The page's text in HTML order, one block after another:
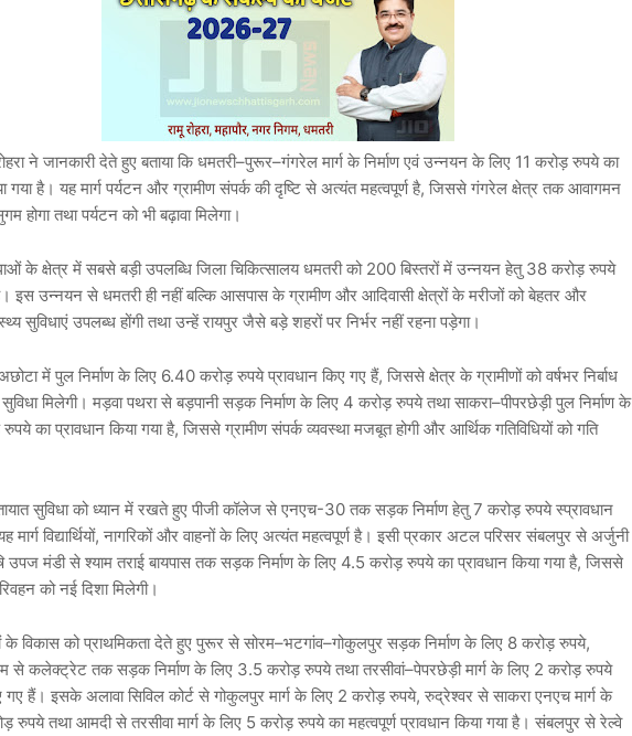
ने जानकारी देते हुए बताया कि धमतरी–पुरूर–गंगरेल मार्ग के निर्माण एवं उन्नयन के लिए 11 करोड़ रुपये का
गया है। यह मार्ग पर्यटन और ग्रामीण संपर्क की दृष्टि से अत्यंत महत्वपूर्ण है, जिससे गंगरेल क्षेत्र तक आवागमन
होगा तथा पर्यटन को भी बढ़ावा मिलेगा।
के क्षेत्र में सबसे बड़ी उपलब्धि जिला चिकित्सालय धमतरी को 200 बिस्तरों में उन्नयन हेतु 38 करोड़ रुपये
इस उन्नयन से धमतरी ही नहीं बल्कि आसपास के ग्रामीण और आदिवासी क्षेत्रों के मरीजों को बेहतर और
सुविधाएं उपलब्ध होंगी तथा उन्हें रायपुर जैसे बड़े शहरों पर निर्भर नहीं रहना पड़ेगा।
में पुल निर्माण के लिए 6.40 करोड़ रुपये प्रावधान किए गए हैं, जिससे क्षेत्र के ग्रामीणों को वर्षभर निर्बाध
मिलेगी। मड़वा पथरा से बड़पानी सड़क निर्माण के लिए 4 करोड़ रुपये तथा साकरा–पीपरछेड़ी पुल निर्माण के
का प्रावधान किया गया है, जिससे ग्रामीण संपर्क व्यवस्था मजबूत होगी और आर्थिक गतिविधियों को गति
सुविधा को ध्यान में रखते हुए पीजी कॉलेज से एनएच-30 तक सड़क निर्माण हेतु 7 करोड़ रुपये स्प्रावधान
मार्ग विद्यार्थियों, नागरिकों और वाहनों के लिए अत्यंत महत्वपूर्ण है। इसी प्रकार अटल परिसर संबलपुर से अर्जुनी
मंडी से श्याम तराई बायपास तक सड़क निर्माण के लिए 4.5 करोड़ रुपये का प्रावधान किया गया है, जिससे
को नई दिशा मिलेगी।
के विकास को प्राथमिकता देते हुए पुरूर से सोरम–भटगांव–गोकुलपुर सड़क निर्माण के लिए 8 करोड़ रुपये,
से कलेक्ट्रेट तक सड़क निर्माण के लिए 3.5 करोड़ रुपये तथा तरसीवां–पेपरछेड़ी मार्ग के लिए 2 करोड़ रुपये
गए हैं। इसके अलावा सिविल कोर्ट से गोकुलपुर मार्ग के लिए 2 करोड़ रुपये, रुद्रेश्वर से साकरा एनएच मार्ग के
रुपये तथा आमदी से तरसीवा मार्ग के लिए 5 करोड़ रुपये का महत्वपूर्ण प्रावधान किया गया है। संबलपुर से रेल्वे